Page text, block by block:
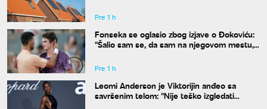
Pre 1 h
Fonseka se oglasio zbog izjave o Đokoviću:
"Šalio sam se, da sam na njegovom mestu,
Pre 1 h
Leomi Anderson je Viktorijin anđeo sa
savršenim telom: "Nije teško izgledati